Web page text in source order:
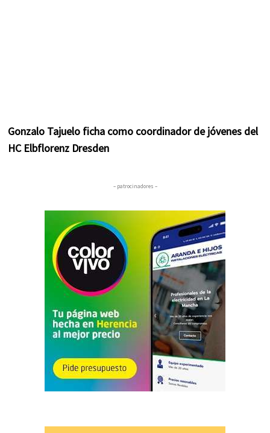
Gonzalo Tajuelo ficha como coordinador de jóvenes del
HC Elbflorenz Dresden
– patrocinadores –